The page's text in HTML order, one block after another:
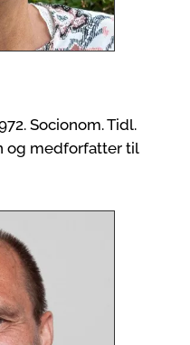
Socionom. Tidl.
og medforfatter til